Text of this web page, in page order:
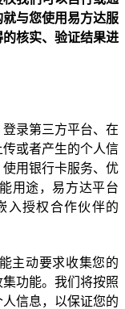
与您使用易方达服
核实、验证结果进
录第三方平台、在
或者产生的个人信
用银行卡服务、优
用途，易方达平台
入授权合作伙伴的
主动要求收集您的
功能。我们将按照
信息，以保证您的